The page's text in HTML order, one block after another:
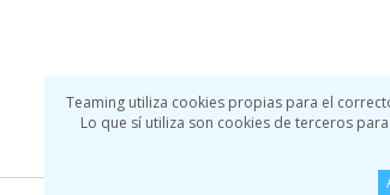
Teaming utiliza cookies propias para el
Lo que sí utiliza son cookies de terceros